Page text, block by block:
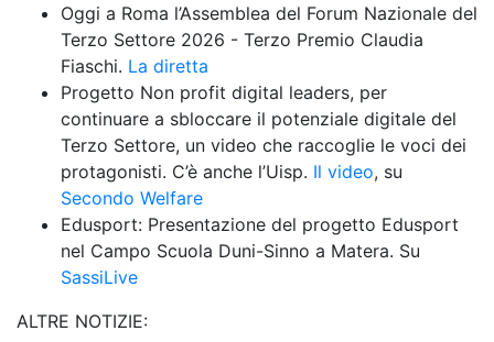
Oggi a Roma l’Assemblea del Forum Nazionale del
Terzo Settore 2026 - Terzo Premio Claudia
Fiaschi. La diretta
Progetto Non profit digital leaders, per
continuare a sbloccare il potenziale digitale del
Terzo Settore, un video che raccoglie le voci dei
protagonisti. C’è anche l’Uisp. Il video
Secondo Welfare
Edusport: Presentazione del progetto Edusport
SassiLive
ALTRE NOTIZIE: